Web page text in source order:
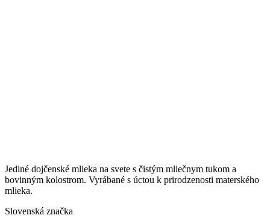
Jediné dojčenské mlieka na svete s čistým mliečnym tukom a
bovinným kolostrom. Vyrábané s úctou k prirodzenosti materského
mlieka.
Slovenská značka